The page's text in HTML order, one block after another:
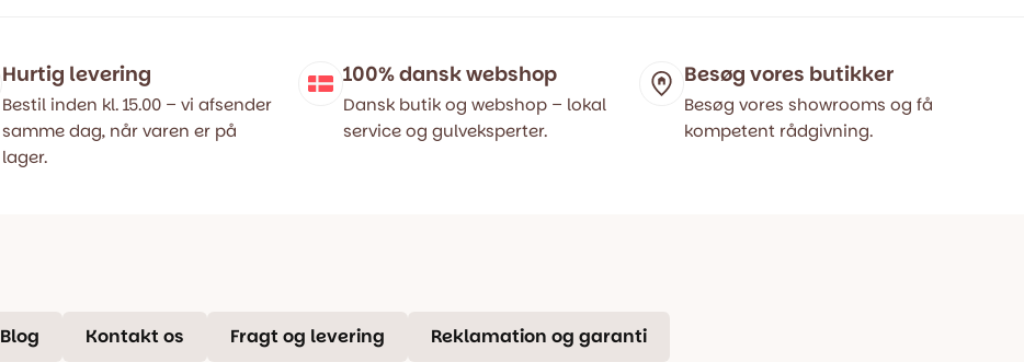
Hurtig levering
Bestil inden kl. 15.00 – vi afsender
samme dag, når varen er på
lager.
100% dansk webshop
Dansk butik og webshop – lokal
service og gulveksperter.
Besøg vores butikker
Besøg vores showrooms og få
kompetent rådgivning.
Blog Kontakt os Fragt og levering Reklamation og garanti